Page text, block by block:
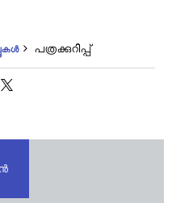
പത്രക്കുറിപ്പ്